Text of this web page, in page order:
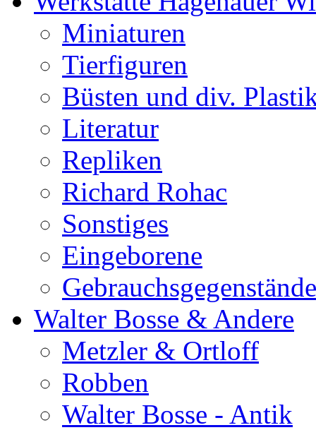
Miniaturen
Tierfiguren
Büsten und div.
Literatur
Repliken
Richard Rohac
Sonstiges
Eingeborene
Gebrauchsgegenstände
Walter Bosse & Andere
Metzler & Ortloff
Robben
Walter Bosse - Antik